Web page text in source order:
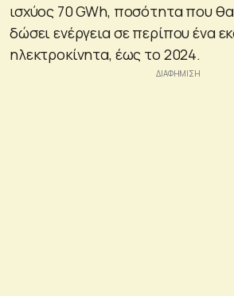
ισχύος 70 GWh, ποσότητα που
δώσει ενέργεια σε περίπου ένα
ηλεκτροκίνητα, έως το 2024.